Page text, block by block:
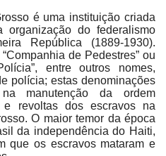
é uma instituição criada
organização do federalismo
República (1889-1930).
de Pedestres” ou
entre outros nomes,
polícia; estas denominações
manutenção da ordem
e revoltas dos escravos na
O maior temor da época
da independência do Haiti,
que os escravos mataram e